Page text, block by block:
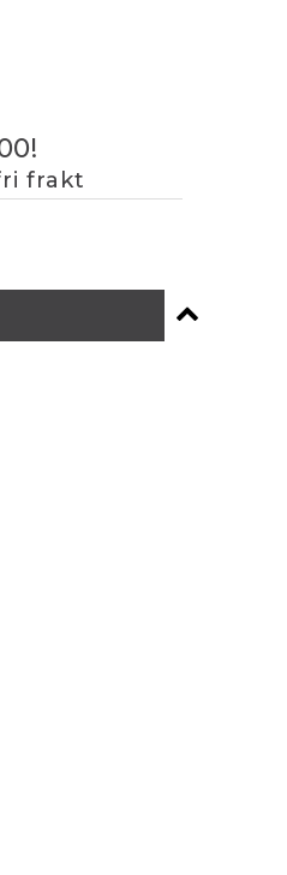
frakt